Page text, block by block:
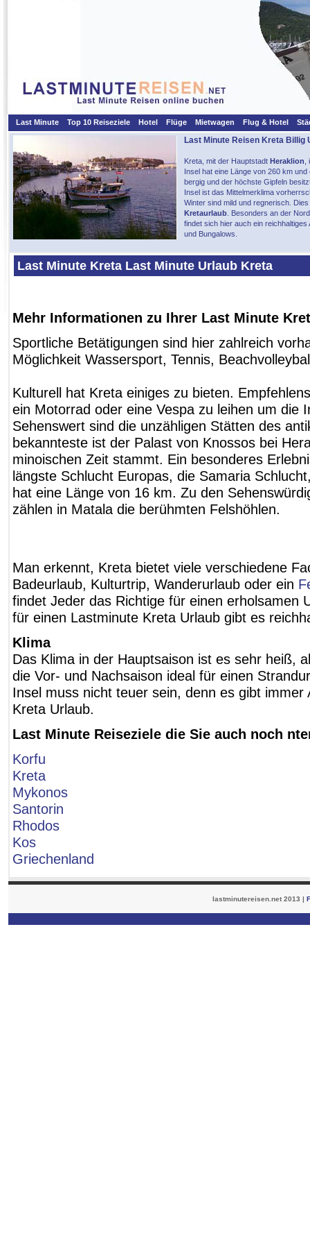
Last Minute Top 10 Reiseziele Hotel Flüge Mietwagen Flug & Hotel
Last Minute Reisen Kreta Billig
Kreta, mit der Hauptstadt Heraklion
Insel hat eine Länge von 260 km
bergig und der höchste Gipfeln
Insel ist das Mittelmerklima
Winter sind mild und regnerisch.
Kretaurlaub . Besonders an der
findet sich hier auch ein
und Bungalows.
Last Minute Kreta Last Minute Urlaub Kreta
Mehr Informationen zu Ihrer Last Minute
Sportliche Betätigungen sind hier zahlreich
Möglichkeit Wassersport, Tennis,
Kulturell hat Kreta einiges zu bieten.
ein Motorrad oder eine Vespa zu leihen um die
Sehenswert sind die unzähligen Stätten des
bekannteste ist der Palast von Knossos bei
minoischen Zeit stammt. Ein besonderes
längste Schlucht Europas, die Samaria
hat eine Länge von 16 km. Zu den
zählen in Matala die berühmten Felshöhlen.
Man erkennt, Kreta bietet viele verschiedene
Badeurlaub, Kulturtrip, Wanderurlaub oder ein
findet Jeder das Richtige für einen erholsamen
für einen Lastminute Kreta Urlaub gibt es
Klima
Das Klima in der Hauptsaison ist es sehr heiß,
die Vor- und Nachsaison ideal für einen
Insel muss nicht teuer sein, denn es gibt immer
Kreta Urlaub.
Last Minute Reiseziele die Sie auch noch
Korfu
Kreta
Mykonos
Santorin
Rhodos
Kos
Griechenland
lastminutereisen.net 2013 |